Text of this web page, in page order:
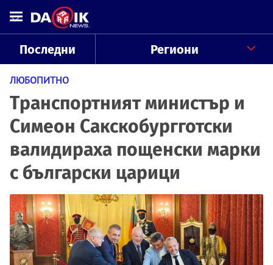
Последни Региони
ЛЮБОПИТНО
Транспортният министър и
Симеон Сакскобургготски
валидираха пощенски марки
с български царици